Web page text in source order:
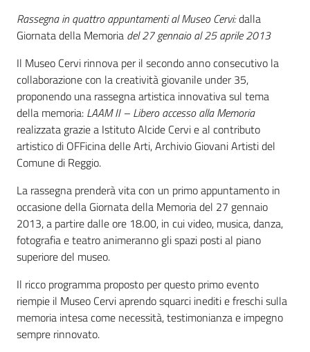
Seguici
su
Assemblea
legislativa
Assemblea
Attività
Rassegna in quattro appuntamenti al Museo Cervi:dalla
Giornata della Memoria del 27 gennaio al 25 aprile 2013
Il Museo Cervi rinnova per il secondo anno consecutivo la
collaborazione con la creatività giovanile under 35,
proponendo una rassegna artistica innovativa sul tema
della memoria: LAAM II – Libero accesso alla Memoria
realizzata grazie a Istituto Alcide Cervi e al contributo
artistico di OFFicina delle Arti, Archivio Giovani Artisti del
Comune di Reggio.
La rassegna prenderà vita con un primo appuntamento in
occasione della Giornata della Memoria del 27 gennaio
2013, a partire dalle ore 18.00, in cui video, musica, danza,
fotografia e teatro animeranno gli spazi posti al piano
superiore del museo.
Il ricco programma proposto per questo primo evento
riempie il Museo Cervi aprendo squarci inediti e freschi sulla
memoria intesa come necessità, testimonianza e impegno
sempre rinnovato.